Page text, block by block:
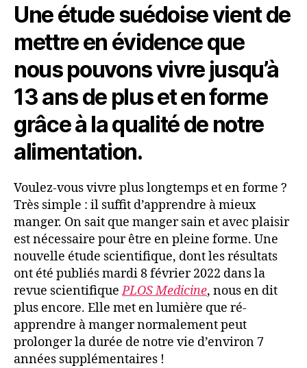
Une étude suédoise vient de
mettre en évidence que
nous pouvons vivre jusqu’à
13 ans de plus et en forme
grâce à la qualité de notre
alimentation.
Voulez-vous vivre plus longtemps et en forme ?
Très simple : il suffit d’apprendre à mieux
manger. On sait que manger sain et avec plaisir
est nécessaire pour être en pleine forme. Une
nouvelle étude scientifique, dont les résultats
ont été publiés mardi 8 février 2022 dans la
revue scientifiquePLOS Medicine, nous en dit
plus encore. Elle met en lumière que ré-
apprendre à manger normalement peut
prolonger la durée de notre vie d’environ 7
années supplémentaires !